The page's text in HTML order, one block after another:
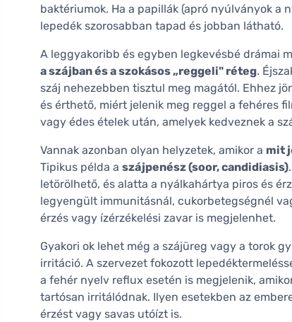
baktériumok. Ha a papillák (apró nyúlványok a
lepedék szorosabban tapad és jobban látható.
A leggyakoribb és egyben legkevésbé drámai
a szájban és a szokásos „reggeli" réteg.
száj nehezebben tisztul meg magától. Ehhez
és érthető, miért jelenik meg reggel a fehéres
vagy édes ételek után, amelyek kedveznek a
Vannak azonban olyan helyzetek, amikor a mit
Tipikus példa a szájpenész (soor, candidiasis)
letörölhető, és alatta a nyálkahártya piros és
legyengült immunitásnál, cukorbetegségnél
érzés vagy ízérzékelési zavar is megjelenhet.
Gyakori ok lehet még a szájüreg vagy a torok
irritáció. A szervezet fokozott
a fehér nyelv reflux esetén is megjelenik,
tartósan irritálódnak. Ilyen esetekben az
érzést vagy savas utóízt is.